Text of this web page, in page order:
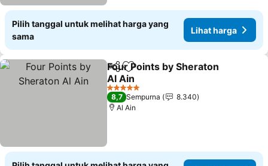
Pilih tanggal untuk melihat harga yang
sama
Lihat harga
BagikanTambahkan ke favorit
Four Points by Sheraton
Al Ain
5 Bintang
8,7 Sempurna
8.340
Al Ain